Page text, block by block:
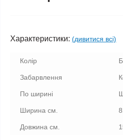
Характеристики: (дивитися всі)
Колір
Забарвлення
По ширині
Ширина см.
Довжина см.